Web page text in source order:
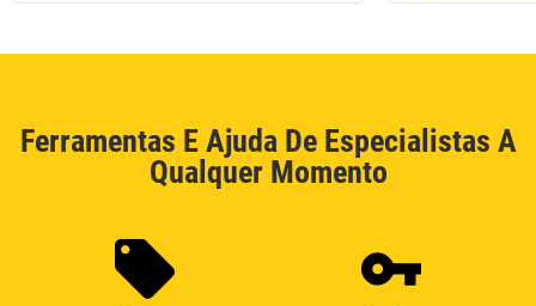
Ferramentas E Ajuda De Especialistas A
Qualquer Momento